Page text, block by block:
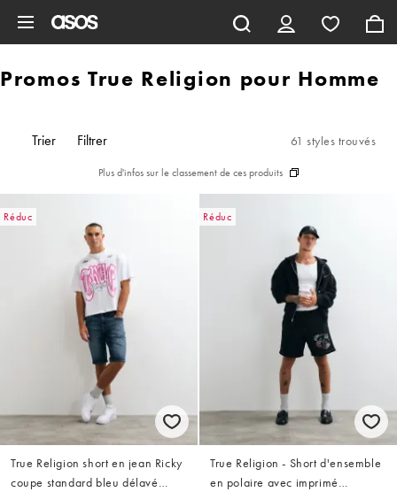
Promos True Religion pour Homme
Trier Filtrer 61 styles trouvés
Plus d'infos sur le classement de ces produits
Réduc
True Religion short en jean Ricky
coupe standard bleu délavé
Réduc
True Religion - Short d'ensemble
en polaire avec imprimé